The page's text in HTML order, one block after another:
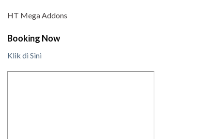
HT Mega Addons
Booking Now
Klik di Sini